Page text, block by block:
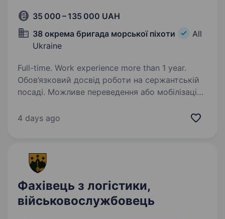
35 000 – 135 000 UAH
38 окрема бригада морської піхоти
All
Ukraine
Full-time. Work experience more than 1 year.
Обов’язковий досвід роботи на сержантській
посаді. Можливе переведення або мобілізація
38-ма окрема бригада морської піхоти —
4 days ago
Фахівець з логістики,
військовослужбовець